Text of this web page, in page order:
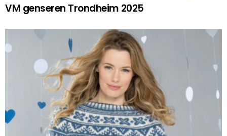
VM genseren Trondheim 2025